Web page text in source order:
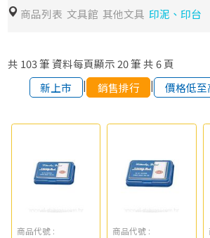
商品列表 文具館 其他文具 印泥、印台
共 103筆 資料每頁顯示 20筆 共 6頁
新上市
| 銷售排行 | 價格低至
商品代號 :
商品代號 :